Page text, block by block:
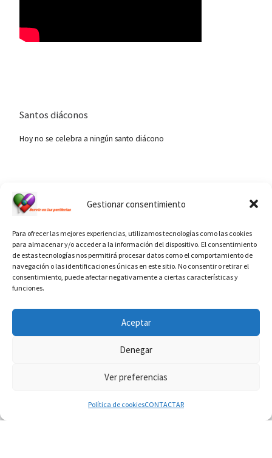
Gestionar consentimiento
Para ofrecer las mejores experiencias, utilizamos tecnologías como las cookies
para almacenar y/o acceder a la información del dispositivo. El consentimiento
de estas tecnologías nos permitirá procesar datos como el comportamiento de
navegación o las identificaciones únicas en este sitio. No consentir o retirar el
consentimiento, puede afectar negativamente a ciertas características y
funciones.
Aceptar
Denegar
Ver preferencias
Política de cookiesCONTACTAR
Santos diáconos
Hoy no se celebra a ningún santo diácono
Diaconado permanente– Todos los derechos reservados
WP